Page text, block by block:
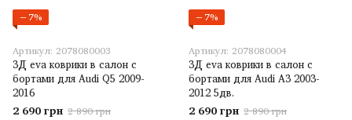
−7%
Артикул: 2078080003
3Д eva коврики в салон с
бортами для Audi Q5 2009-
2016
2 690 грн 2 890 грн
−7%
Артикул: 2078080004
3Д eva коврики в салон с
бортами для Audi A3 2003-
2012 5дв.
2 690 грн 2 890 грн